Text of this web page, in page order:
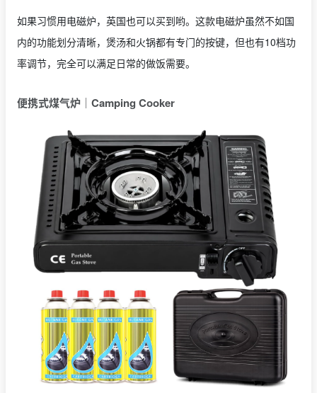
如果习惯用电磁炉，英国也可以买到哟。这款电磁炉虽然不如国
内的功能划分清晰，煲汤和火锅都有专门的按键，但也有10档功
率调节，完全可以满足日常的做饭需要。
便携式煤气炉｜Camping Cooker